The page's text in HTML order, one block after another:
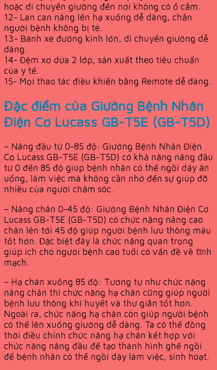
hoặc di chuyển giường đến nơi không có ổ cắm.
12- Lan can nâng lên hạ xuống dễ dàng, chắn
người bệnh không bị té.
13- Bánh xe đường kính lớn, di chuyển giường dễ
dàng.
14- Đệm xơ dừa 2 lớp, sản xuất theo tiêu chuẩn
của y tế.
15- Mọi thao tác điều khiển bằng Remote dễ dàng.
Đặc điểm của Giường Bệnh Nhân
Điện Cơ Lucass GB-T5E (GB-T5D)
– Nâng đầu từ 0-85 độ: Giường Bệnh Nhân Điện
Cơ Lucass GB-T5E (GB-T5D) có khả năng nâng đầu
từ 0 đến 85 độ giúp bệnh nhân có thể ngồi dậy ăn
uống, làm việc mà không cần nhờ đến sự giúp đỡ
nhiều của người chăm sóc.
– Nâng chân 0-45 độ: Giường Bệnh Nhân Điện Cơ
Lucass GB-T5E (GB-T5D) có chức năng nâng cao
chân lên tới 45 độ giúp người bệnh lưu thông máu
tốt hơn. Đặc biệt đây là chức năng quan trọng
giúp ích cho người bệnh cao tuổi có vấn đề về tĩnh
mạch.
– Hạ chân xuống 85 độ: Tương tự như chức năng
nâng chân thì chức năng hạ chân cũng giúp người
bệnh lưu thông khí huyết và thư giãn tốt hơn.
Ngoài ra, chức năng hạ chân còn giúp người bệnh
có thể lên xuống giường dễ dàng. Ta có thể đồng
thời điều chỉnh chức năng hạ chân kết hợp với
chức năng nâng đầu để tạo thành hình ghế ngồi
để bệnh nhân có thể ngồi dậy làm việc, sinh hoạt.